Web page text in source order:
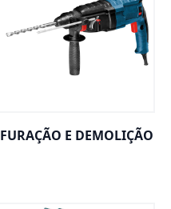
FURAÇÃO E DEMOLIÇÃO